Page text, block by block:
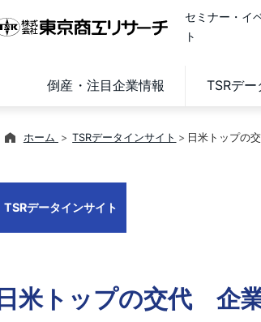
セミナー・イ
ト
倒産・注目企業情報 TSRデー
ホーム TSRデータインサイト 日米トップの
TSRデータインサイト
日米トップの交代 企